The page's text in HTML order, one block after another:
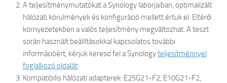
A teljesítménymutatókat a Synology laborjaiban, optimalizált
hálózati körülmények és konfiguráció mellett értük el. Eltérő
környezetekben a valós teljesítmény megváltozhat. A teszt
során használt beállításokkal kapcsolatos további
információért, kérjük keresd fel a Synologyteljesítménnyel
foglalkozó oldalát.
Kompatibilis hálózati adapterek: E25G21-F2, E10G21-F2,